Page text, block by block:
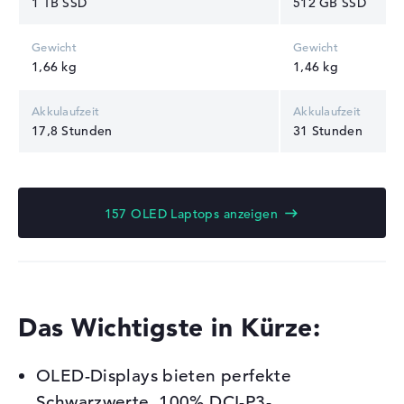
1,66 kg 1,46 kg
17,8 Stunden 31 Stunden
157 OLED Laptops anzeigen
Das Wichtigste in Kürze:
OLED-Displays bieten perfekte